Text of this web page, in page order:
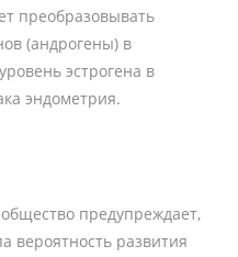
преобразовывать
(андрогены) в
эстрогена в
эндометрия.
предупреждает,
вероятность развития